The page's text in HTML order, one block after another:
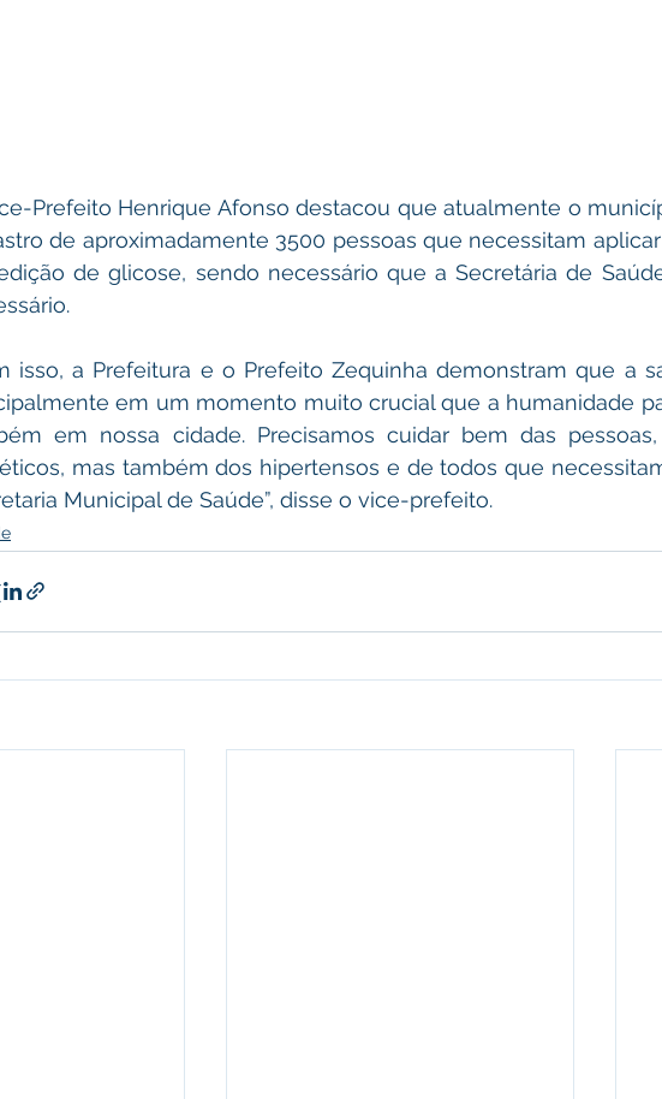
Prefeito Henrique Afonso destacou que atualmente o
de aproximadamente 3500 pessoas que necessitam
de glicose, sendo necessário que a Secretária de
isso, a Prefeitura e o Prefeito Zequinha demonstram que a
em um momento muito crucial que a humanidade
em nossa cidade. Precisamos cuidar bem das
mas também dos hipertensos e de todos que
Municipal de Saúde”, disse o vice-prefeito.